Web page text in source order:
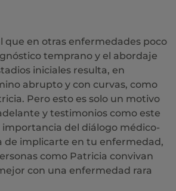
que en otras enfermedades poco
temprano y el abordaje
iniciales resulta, en
abrupto y con curvas, como
Pero esto es solo un motivo
y testimonios como este
importancia del diálogo médico-
de implicarte en tu enfermedad,
como Patricia convivan
con una enfermedad rara